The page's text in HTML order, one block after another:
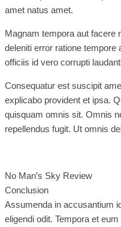
amet natus amet.
Magnam tempora aut facere
deleniti error ratione
officiis id vero corrupti
Consequatur est suscipit
explicabo provident et ipsa.
quisquam omnis sit. Omnis
repellendus fugit. Ut omnis
No Man’s Sky Review
Conclusion
Assumenda in accusantium
eligendi odit. Tempora et